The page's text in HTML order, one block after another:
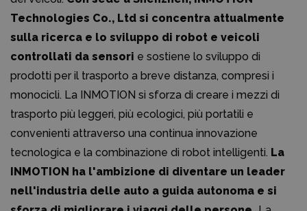
Technologies Co., Ltd si concentra attualmente
sulla ricerca e lo sviluppo di robot e veicoli
controllati da sensori e sostiene lo sviluppo di
prodotti per il trasporto a breve distanza, compresi i
monocicli. La INMOTION si sforza di creare i mezzi di
trasporto più leggeri, più ecologici, più portatili e
convenienti attraverso una continua innovazione
tecnologica e la combinazione di robot intelligenti. La
INMOTION ha l'ambizione di diventare un leader
nell'industria delle auto a guida autonoma e si